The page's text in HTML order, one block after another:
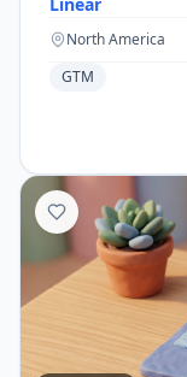
North America
GTM